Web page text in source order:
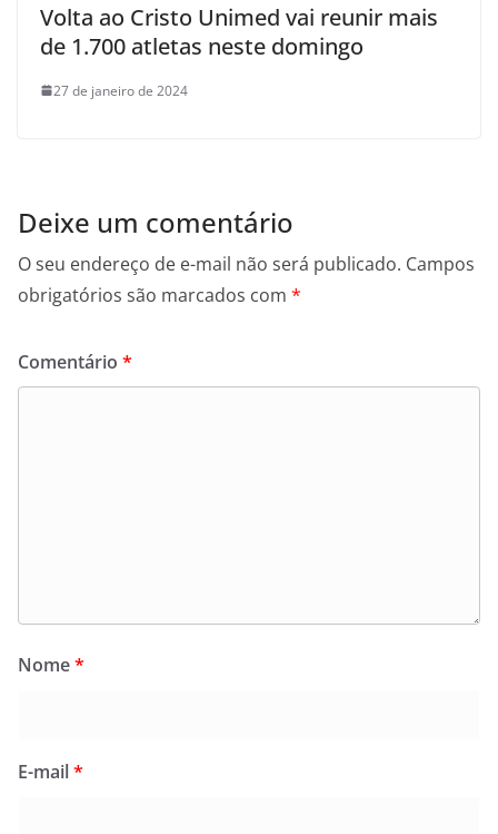
Volta ao Cristo Unimed vai reunir mais
de 1.700 atletas neste domingo
27 de janeiro de 2024
Deixe um comentário
O seu endereço de e-mail não será publicado. Campos
obrigatórios são marcados com *
Comentário *
Nome*
E-mail*